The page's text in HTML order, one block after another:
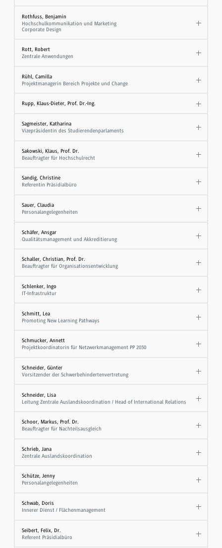
Rothfuss, Benjamin
Hochschulkommunikation und Marketing
Corporate Design
Rott, Robert
Zentrale Anwendungen
Rühl, Camilla
Projektmanagerin Bereich Projekte und Change
Rupp, Klaus-Dieter, Prof. Dr.-Ing.
Sagmeister, Katharina
Vizepräsidentin des Studierendenparlaments
Sakowski, Klaus, Prof. Dr.
​Beauftragter für Hochschulrecht
Sandig, Christine
Referentin Präsidialbüro
Sauer, Claudia
Personalangelegenheiten
Schäfer, Ansgar
Qualitätsmanagement und Akkreditierung
Schaller, Christian, Prof. Dr.
Beauftragter für Organisationsentwicklung
Schlenker, Ingo
IT-Infrastruktur
Schmitt, Lea
Promoting New Learning Pathways
Schmucker, Annett
Projektkoordinatorin für Netzwerkmanagement PP 2030
Schneider, Günter
Vorsitzender der Schwerbehindertenvertretung
Schneider, Lisa
Leitung Zentrale Auslandskoordination / Head of International Relations
Schoor, Markus, Prof. Dr.
Beauftragter für Nachteilsausgleich
Schrieb, Jana
Zentrale Auslandskoordination
Schütze, Jenny
Personalangelegenheiten
Schwab, Doris
Innerer Dienst / Flächenmanagement
Seibert, Felix, Dr.
Referent Präsidialbüro